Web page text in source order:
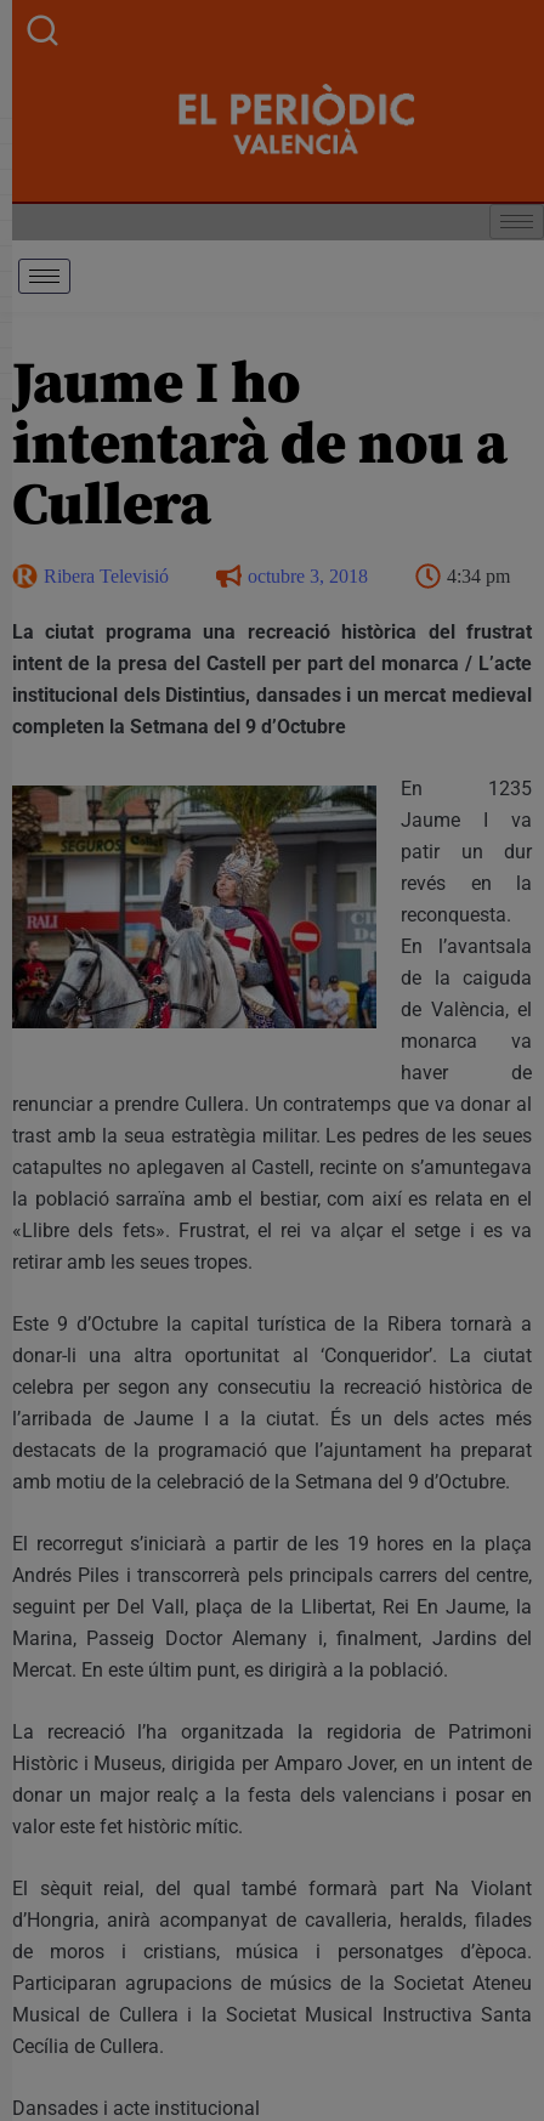
Jaume I ho
intentarà de nou a
Cullera
Ribera Televisió octubre 3, 2018 4:34 pm
La ciutat programa una recreació històrica del frustrat
intent de la presa del Castell per part del monarca / L’acte
institucional dels Distintius, dansades i un mercat medieval
completen la Setmana del 9 d’Octubre
En 1235
Jaume I va
patir un dur
revés en la
reconquesta.
En l’avantsala
de la caiguda
de València, el
monarca va
haver de
renunciar a prendre Cullera. Un contratemps que va donar al
trast amb la seua estratègia militar. Les pedres de les seues
catapultes no aplegaven al Castell, recinte on s’amuntegava
la població sarraïna amb el bestiar, com així es relata en el
«Llibre dels fets». Frustrat, el rei va alçar el setge i es va
retirar amb les seues tropes.
Este 9 d’Octubre la capital turística de la Ribera tornarà a
donar-li una altra oportunitat al ‘Conqueridor’. La ciutat
celebra per segon any consecutiu la recreació històrica de
l’arribada de Jaume I a la ciutat. És un dels actes més
destacats de la programació que l’ajuntament ha preparat
amb motiu de la celebració de la Setmana del 9 d’Octubre.
El recorregut s’iniciarà a partir de les 19 hores en la plaça
Andrés Piles i transcorrerà pels principals carrers del centre,
seguint per Del Vall, plaça de la Llibertat, Rei En Jaume, la
Marina, Passeig Doctor Alemany i, finalment, Jardins del
Mercat. En este últim punt, es dirigirà a la població.
La recreació l’ha organitzada la regidoria de Patrimoni
Històric i Museus, dirigida per Amparo Jover, en un intent de
donar un major realç a la festa dels valencians i posar en
valor este fet històric mític.
El sèquit reial, del qual també formarà part Na Violant
d’Hongria, anirà acompanyat de cavalleria, heralds, filades
de moros i cristians, música i personatges d’època.
Participaran agrupacions de músics de la Societat Ateneu
Musical de Cullera i la Societat Musical Instructiva Santa
Cecília de Cullera.
Dansades i acte institucional